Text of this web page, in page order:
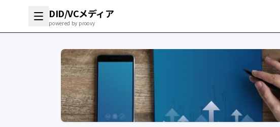
DID/VCメディア
powered by proovy